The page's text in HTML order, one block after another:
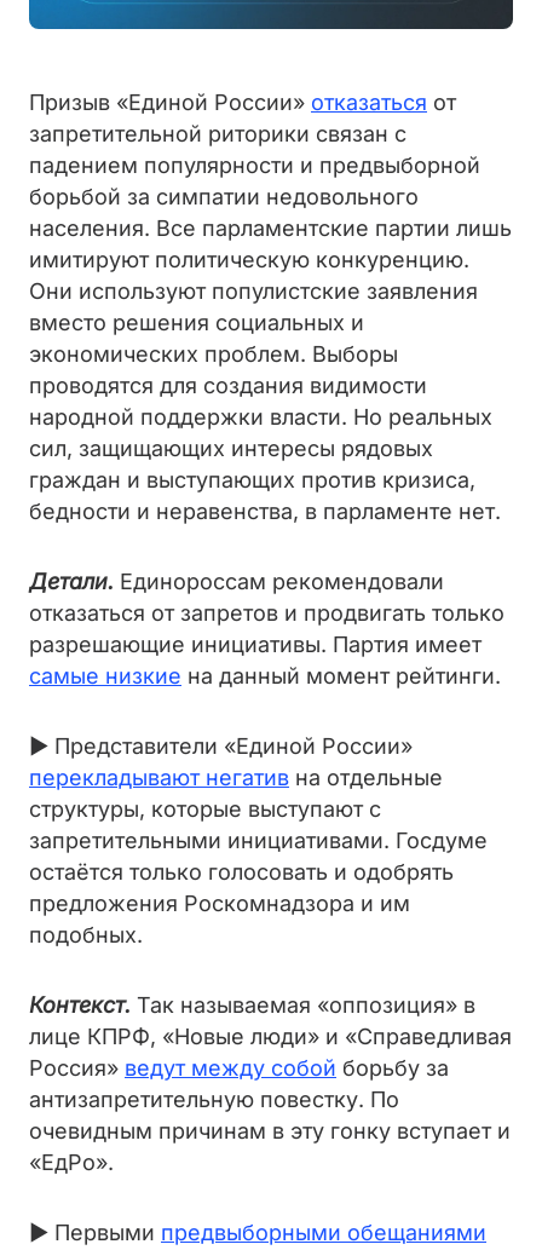
Призыв «Единой России» отказаться от
запретительной риторики связан с
падением популярности и предвыборной
борьбой за симпатии недовольного
населения. Все парламентские партии лишь
имитируют политическую конкуренцию.
Они используют популистские заявления
вместо решения социальных и
экономических проблем. Выборы
проводятся для создания видимости
народной поддержки власти. Но реальных
сил, защищающих интересы рядовых
граждан и выступающих против кризиса,
бедности и неравенства, в парламенте нет.
Детали. Единороссам рекомендовали
отказаться от запретов и продвигать только
разрешающие инициативы. Партия имеет
самые низкие на данный момент рейтинги.
► Представители «Единой России»
перекладывают негатив на отдельные
структуры, которые выступают с
запретительными инициативами. Госдуме
остаётся только голосовать и одобрять
предложения Роскомнадзора и им
подобных.
Контекст. Так называемая «оппозиция» в
лице КПРФ, «Новые люди» и «Справедливая
Россия» ведут между собой борьбу за
антизапретительную повестку. По
очевидным причинам в эту гонку вступает и
«ЕдРо».
► Первыми предвыборными обещаниями